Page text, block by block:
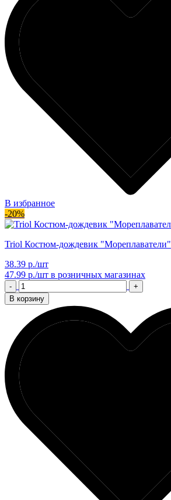
В избранное
-20%
Triol Костюм-дождевик "Мореплаватели"
38.39 р./шт
47.99 р./шт в розничных магазинах
-
+
В корзину